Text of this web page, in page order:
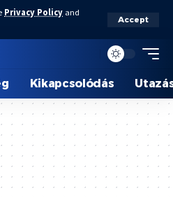
Privacy Policy and
Accept
Kikapcsolódás